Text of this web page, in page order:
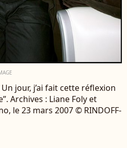
jour, j’ai fait cette réflexion
Archives : Liane Foly et
le 23 mars 2007 © RINDOFF-